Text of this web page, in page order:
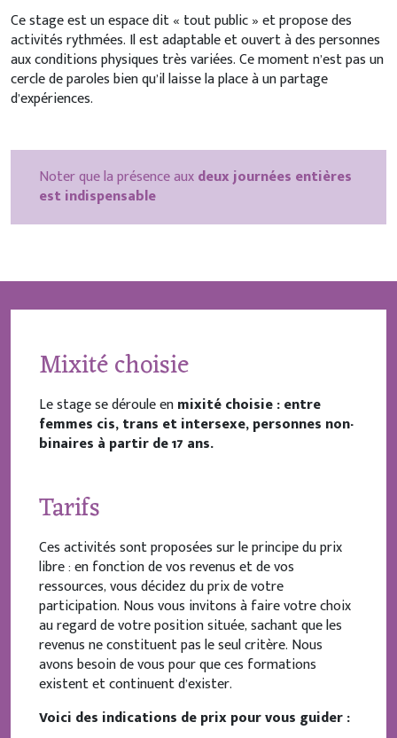
Ce stage est un espace dit « tout public » et propose des
activités rythmées. Il est adaptable et ouvert à des personnes
aux conditions physiques très variées. Ce moment n’est pas un
cercle de paroles bien qu’il laisse la place à un partage
d’expériences.
Noter que la présence auxdeux journées entières
est indispensable
Mixité choisie
Le stage se déroule enmixité choisie : entre
femmes cis, trans et intersexe, personnes non-
binaires à partir de 17 ans.
Tarifs
Ces activités sont proposées sur le principe du prix
libre : en fonction de vos revenus et de vos
ressources, vous décidez du prix de votre
participation. Nous vous invitons à faire votre choix
au regard de votre position située, sachant que les
revenus ne constituent pas le seul critère. Nous
avons besoin de vous pour que ces formations
existent et continuent d’exister.
Voici des indications de prix pour vous guider :